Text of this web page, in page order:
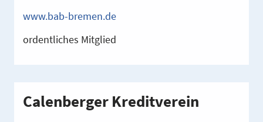
www.bab-bremen.de
ordentliches Mitglied
Calenberger Kreditverein